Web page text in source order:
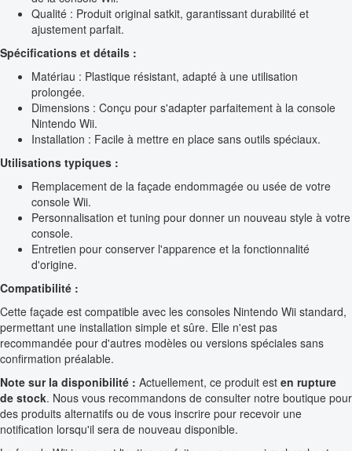
Qualité : Produit original satkit, garantissant durabilité et
ajustement parfait.
Spécifications et détails :
Matériau : Plastique résistant, adapté à une utilisation
prolongée.
Dimensions : Conçu pour s'adapter parfaitement à la console
Nintendo Wii.
Installation : Facile à mettre en place sans outils spéciaux.
Utilisations typiques :
Remplacement de la façade endommagée ou usée de votre
console Wii.
Personnalisation et tuning pour donner un nouveau style à votre
console.
Entretien pour conserver l'apparence et la fonctionnalité
d'origine.
Compatibilité :
Cette façade est compatible avec les consoles Nintendo Wii standard,
permettant une installation simple et sûre. Elle n'est pas
recommandée pour d'autres modèles ou versions spéciales sans
confirmation préalable.
Note sur la disponibilité : Actuellement, ce produit est en rupture
de stock. Nous vous recommandons de consulter notre boutique pour
des produits alternatifs ou de vous inscrire pour recevoir une
notification lorsqu'il sera de nouveau disponible.